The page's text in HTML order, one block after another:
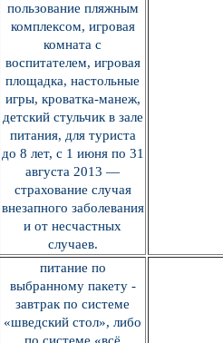
пользование пляжным
комплексом, игровая
комната с
воспитателем, игровая
площадка, настольные
игры, кроватка-манеж,
детский стульчик в зале
питания, для туриста
до 8 лет, с 1 июня по 31
августа 2013 —
страхование случая
внезапного заболевания
и от несчастных
случаев.
питание по
выбранному пакету -
завтрак по системе
«шведский стол», либо